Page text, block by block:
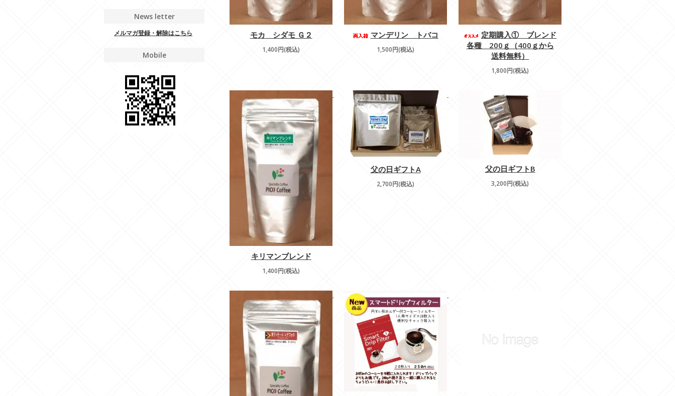
モカ シダモ Ｇ２
1,400円(税込)
マンデリン トバコ
1,500円(税込)
定期購入① ブレンド
各種 200ｇ（400ｇから
送料無料）
1,800円(税込)
キリマンブレンド
1,400円(税込)
父の日ギフトA
2,700円(税込)
父の日ギフトB
3,200円(税込)
News letter
メルマガ登録・解除はこちら
Mobile